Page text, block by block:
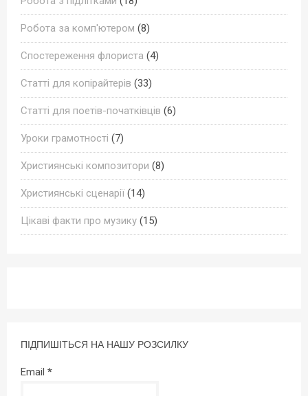
Робота за комп'ютером (8)
Спостереження флориста (4)
Статті для копірайтерів (33)
Статті для поетів-початківців (6)
Уроки грамотності (7)
Християнські композитори (8)
Християнські сценарії (14)
Цікаві факти про музику (15)
ПІДПИШІТЬСЯ НА НАШУ РОЗСИЛКУ
Email *